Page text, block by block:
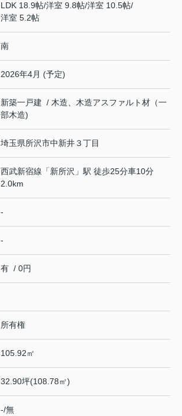
LDK 18.9帖/洋室 9.8帖/洋室 10.5帖/
洋室 5.2帖
南
2026年4月 (予定)
新築一戸建 / 木造、木造アスファルト材（一
部木造)
埼玉県所沢市中新井３丁目
西武新宿線 「新所沢 」駅 徒歩25分車10分
2.0km
-
-
有 / 0円
所有権
105.92㎡
32.90坪(108.78㎡)
-/無